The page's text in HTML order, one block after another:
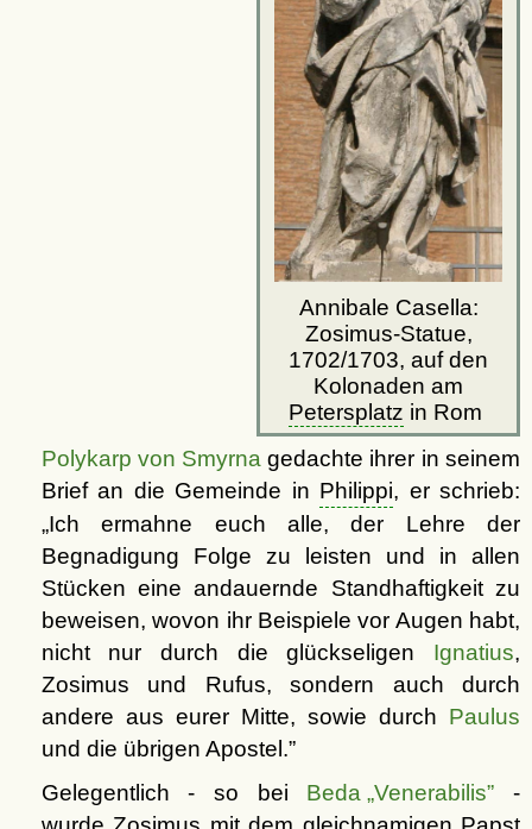
Annibale Casella:
Zosimus-Statue,
1702/1703, auf den
Kolonaden am
Petersplatz in Rom
Polykarp von Smyrna gedachte ihrer in seinem
Brief an die Gemeinde in Philippi, er schrieb:
Ich ermahne euch alle, der Lehre der
Begnadigung Folge zu leisten und in allen
Stücken eine andauernde Standhaftigkeit zu
beweisen, wovon ihr Beispiele vor Augen habt,
nicht nur durch die glückseligen Ignatius,
Zosimus und Rufus, sondern auch durch
andere aus eurer Mitte, sowie durch Paulus
und die übrigen Apostel.
Gelegentlich - so bei Beda „Venerabilis” -